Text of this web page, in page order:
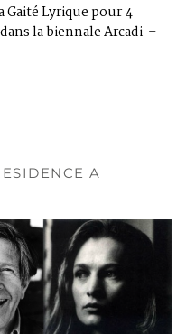
Gaité Lyrique pour 4
la biennale Arcadi –
A